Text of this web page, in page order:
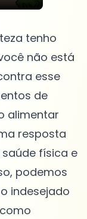
tenho
não está
esse
de
alimentar
resposta
física e
podemos
indesejado